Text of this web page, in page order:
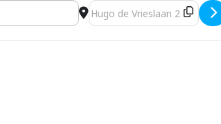
Destination Address -